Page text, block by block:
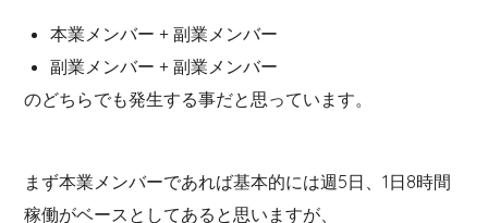
本業メンバー + 副業メンバー
副業メンバー + 副業メンバー
のどちらでも発生する事だと思っています。
まず本業メンバーであれば基本的には週5日、1日8時間
稼働がベースとしてあると思いますが、